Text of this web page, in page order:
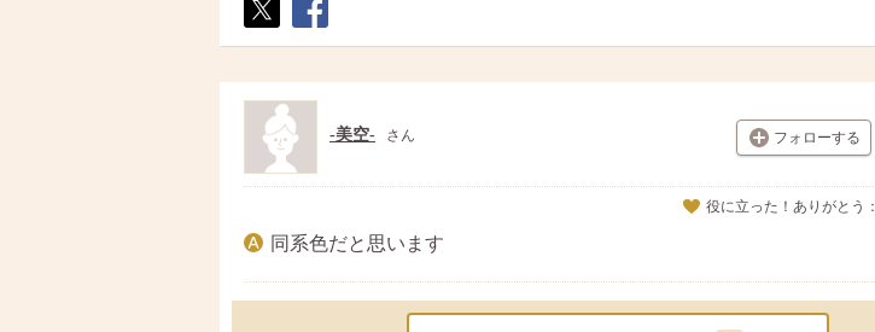
ト
ア
フォローする
-美空- さん
役に立った！ありがとう：
同系色だと思います